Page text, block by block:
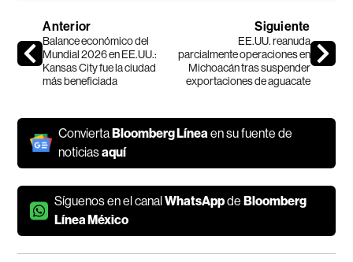
Anterior
Balance económico del
Mundial 2026 en EE.UU.:
Kansas City fue la ciudad
más beneficiada
Siguiente
EE.UU. reanuda
parcialmente operaciones en
Michoacán tras suspender
exportaciones de aguacate
ConviertaBloomberg Línea en su fuente de
noticiasaquí
Síguenos en el canalWhatsAppdeBloomberg
Línea México